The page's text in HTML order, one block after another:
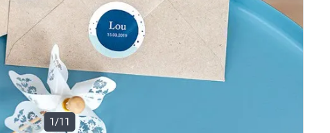
1/11